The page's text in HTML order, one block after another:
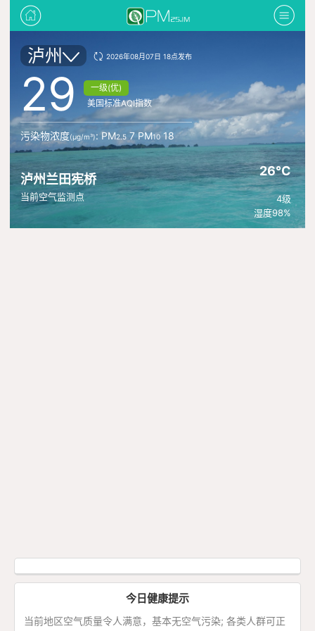
泸州 2026年08月07日 18点发布
29
一级(优)
美国标准AQI指数
污染物浓度(μg/m³): PM2.5 7 PM10 18
泸州兰田宪桥
当前空气监测点
26°C
4级
湿度98%
今日健康提示
当前地区空气质量令人满意，基本无空气污染; 各类人群可正